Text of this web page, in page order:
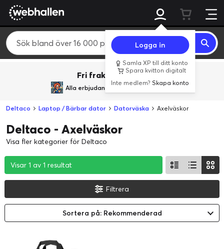
Logga in
Samla XP till ditt konto
Spara kvitton digitalt
Inte medlem?Skapa konto
Fri frakt över 800 kr.
Alla erbjudanden frånBACK TO REALITY
Deltaco Laptop / Bärbar dator Datorväska Axelväskor
Deltaco - Axelväskor
Visa fler kategorier för Deltaco
Visar 1 av 1 resultat
Visar 1 av 1 resultat
Visar 1 av 1 resultat
Filtrera
Sortera på: Rekommenderad